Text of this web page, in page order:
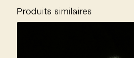
Produits similaires